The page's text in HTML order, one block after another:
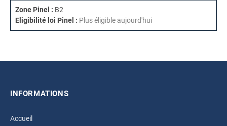
Zone Pinel : B2
Eligibilité loi Pinel : Plus éligible aujourd'hui
INFORMATIONS
Accueil